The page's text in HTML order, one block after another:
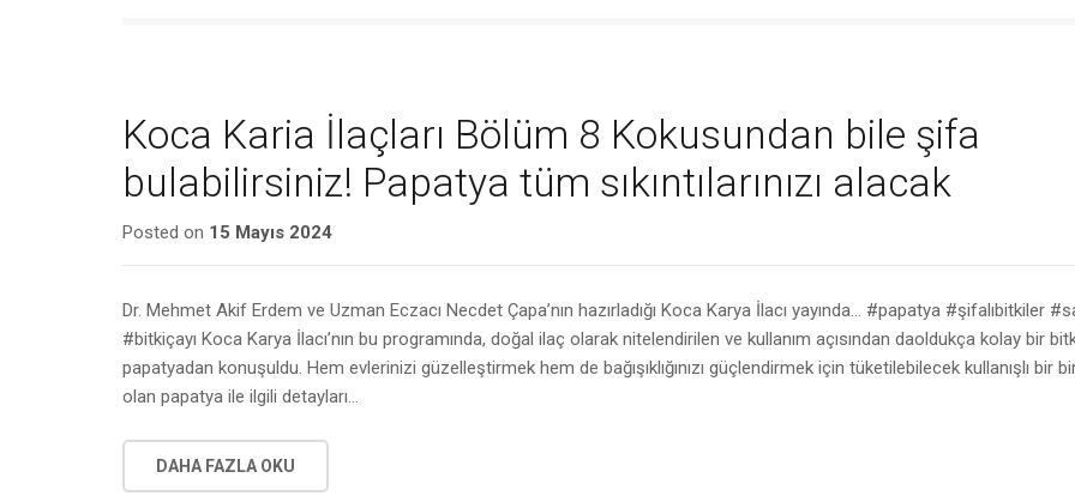
Koca Karia İlaçları Bölüm 8 Kokusundan bile şifa
bulabilirsiniz! Papatya tüm sıkıntılarınızı alacak
Posted on 15 Mayıs 2024
Dr. Mehmet Akif Erdem ve Uzman Eczacı Necdet Çapa’nın hazırladığı Koca Karya İlacı yayında… #papatya #şifalıbitkiler
#bitkiçayı Koca Karya İlacı’nın bu programında, doğal ilaç olarak nitelendirilen ve kullanım açısından daoldukça kolay bir
papatyadan konuşuldu. Hem evlerinizi güzelleştirmek hem de bağışıklığınızı güçlendirmek için tüketilebilecek kullanışlı bir
olan papatya ile ilgili detayları…
DAHA FAZLA OKU